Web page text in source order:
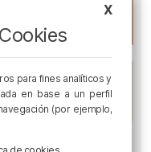
X
para fines analíticos y
en base a un perfil
(por ejemplo,
de cookies.